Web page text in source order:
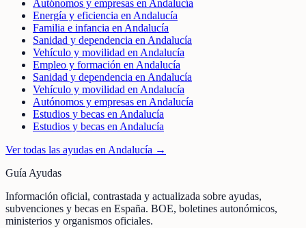
Autónomos y empresas en Andalucía
Energía y eficiencia en Andalucía
Familia e infancia en Andalucía
Sanidad y dependencia en Andalucía
Vehículo y movilidad en Andalucía
Empleo y formación en Andalucía
Sanidad y dependencia en Andalucía
Vehículo y movilidad en Andalucía
Autónomos y empresas en Andalucía
Estudios y becas en Andalucía
Estudios y becas en Andalucía
Ver todas las ayudas en Andalucía →
Guía Ayudas
Información oficial, contrastada y actualizada sobre ayudas,
subvenciones y becas en España. BOE, boletines autonómicos,
ministerios y organismos oficiales.